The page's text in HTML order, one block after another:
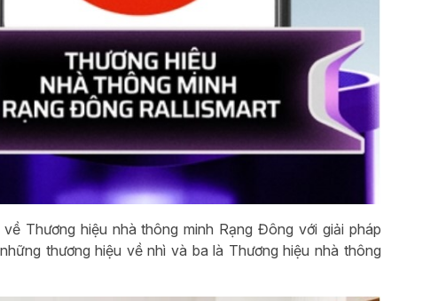
Thương hiệu nhà thông minh Rạng Đông với giải pháp
thương hiệu về nhì và ba là Thương hiệu nhà thông